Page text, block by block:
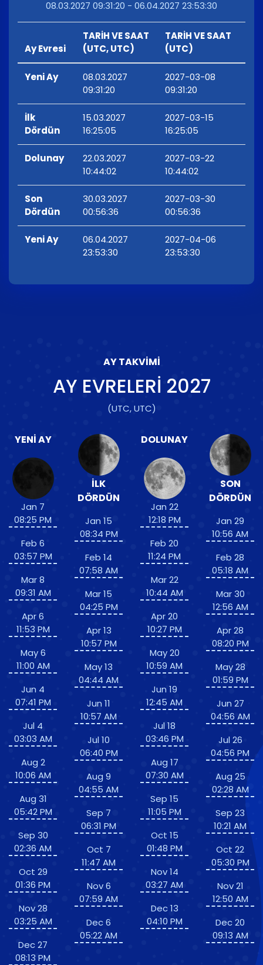
08.03.2027 09:31:20 - 06.04.2027 23:53:30
Ay Evresi
TARİH VE SAAT
(UTC, UTC)
TARİH VE SAAT
(UTC)
Yeni Ay
08.03.2027
09:31:20
2027-03-08
09:31:20
İlk
Dördün
15.03.2027
16:25:05
2027-03-15
16:25:05
Dolunay
22.03.2027
10:44:02
2027-03-22
10:44:02
Son
Dördün
30.03.2027
00:56:36
2027-03-30
00:56:36
Yeni Ay
06.04.2027
23:53:30
2027-04-06
23:53:30
AY TAKVIMI
AY EVRELERI 2027
(UTC, UTC)
YENI AY
Jan 7
08:25 PM
Feb 6
03:57 PM
Mar 8
09:31 AM
Apr 6
11:53 PM
May 6
11:00 AM
Jun 4
07:41 PM
Jul 4
03:03 AM
Aug 2
10:06 AM
Aug 31
05:42 PM
Sep 30
02:36 AM
Oct 29
01:36 PM
Nov 28
03:25 AM
Dec 27
08:13 PM
İLK
DÖRDÜN
Jan 15
08:34 PM
Feb 14
07:58 AM
Mar 15
04:25 PM
Apr 13
10:57 PM
May 13
04:44 AM
Jun 11
10:57 AM
Jul 10
06:40 PM
Aug 9
04:55 AM
Sep 7
06:31 PM
Oct 7
11:47 AM
Nov 6
07:59 AM
Dec 6
05:22 AM
DOLUNAY
Jan 22
12:18 PM
Feb 20
11:24 PM
Mar 22
10:44 AM
Apr 20
10:27 PM
May 20
10:59 AM
Jun 19
12:45 AM
Jul 18
03:46 PM
Aug 17
07:30 AM
Sep 15
11:05 PM
Oct 15
01:48 PM
Nov 14
03:27 AM
Dec 13
04:10 PM
SON
DÖRDÜN
Jan 29
10:56 AM
Feb 28
05:18 AM
Mar 30
12:56 AM
Apr 28
08:20 PM
May 28
01:59 PM
Jun 27
04:56 AM
Jul 26
04:56 PM
Aug 25
02:28 AM
Sep 23
10:21 AM
Oct 22
05:30 PM
Nov 21
12:50 AM
Dec 20
09:13 AM